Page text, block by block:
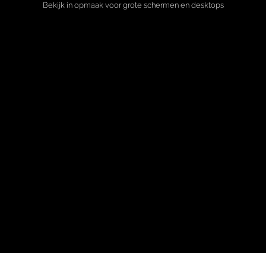
Bekijk in opmaak voor grote schermen en desktops